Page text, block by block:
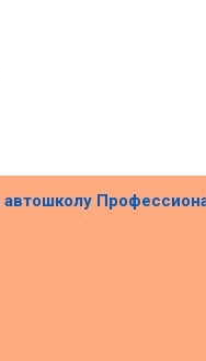
автошколу